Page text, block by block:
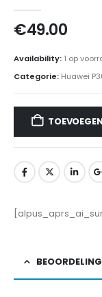
€49.00
Availability: 1 op
Categorie: Huawei